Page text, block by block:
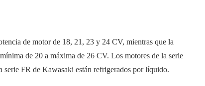
de motor de 18, 21, 23 y 24 CV, mientras que la
de 20 a máxima de 26 CV. Los motores de la serie
serie FR de Kawasaki están refrigerados por líquido.